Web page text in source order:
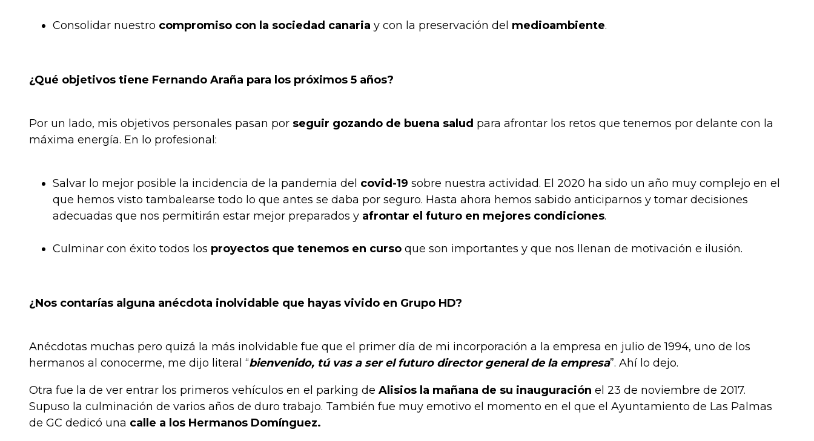
Consolidar nuestro compromiso con la sociedad canaria y con la preservación del medioambiente.
¿Qué objetivos tiene Fernando Araña para los próximos 5 años?
Por un lado, mis objetivos personales pasan por seguir gozando de buena salud para afrontar los retos que tenemos por delante con la
máxima energía. En lo profesional:
Salvar lo mejor posible la incidencia de la pandemia del covid-19 sobre nuestra actividad. El 2020 ha sido un año muy complejo en el
que hemos visto tambalearse todo lo que antes se daba por seguro. Hasta ahora hemos sabido anticiparnos y tomar decisiones
adecuadas que nos permitirán estar mejor preparados y afrontar el futuro en mejores condiciones.
Culminar con éxito todos los proyectos que tenemos en curso que son importantes y que nos llenan de motivación e ilusión.
¿Nos contarías alguna anécdota inolvidable que hayas vivido en Grupo HD?
Anécdotas muchas pero quizá la más inolvidable fue que el primer día de mi incorporación a la empresa en julio de 1994, uno de los
hermanos al conocerme, me dijo literal “bienvenido, tú vas a ser el futuro director general de la empresa”. Ahí lo dejo.
Otra fue la de ver entrar los primeros vehículos en el parking de Alisios la mañana de su inauguración el 23 de noviembre de 2017.
Supuso la culminación de varios años de duro trabajo. También fue muy emotivo el momento en el que el Ayuntamiento de Las Palmas
de GC dedicó una calle a los Hermanos Domínguez.